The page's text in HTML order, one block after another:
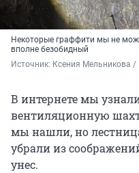
Некоторые граффити мы не
вполне безобидный
Источник: Ксения Мельникова /
В интернете мы
вентиляционную
мы нашли, но
убрали из
унес.